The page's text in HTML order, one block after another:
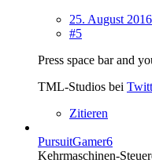
25. August 2016
#5
Press space bar and
TML-Studios bei
Zitieren
PursuitGamer6
Kehrmaschinen-